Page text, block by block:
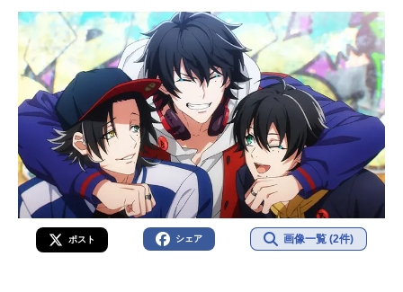
ポスト シェア 画像一覧 (2件)